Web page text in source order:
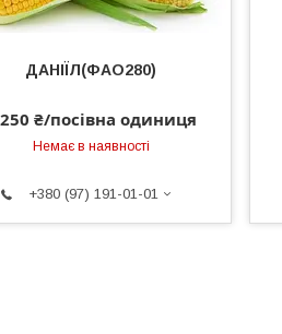
ДАНІЇЛ(ФАО280)
₴/посівна одиниця
Немає в наявності
+380 (97) 191-01-01